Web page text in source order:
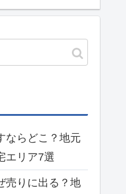
ならどこ？地元
エリア7選
売りに出る？地